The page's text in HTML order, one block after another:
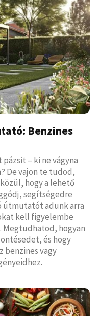
Benzines
– ki ne vágyna
De vajon te tudod,
hogy a lehető
segítségedre
útmutatót adunk arra
kell figyelembe
Megtudhatod, hogyan
és hogy
benzines vagy